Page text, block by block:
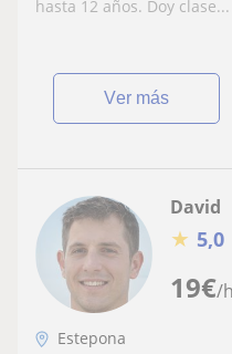
hasta 12 años. Doy clase...
ver más
19€/h
David
★ 5,0
Estepona